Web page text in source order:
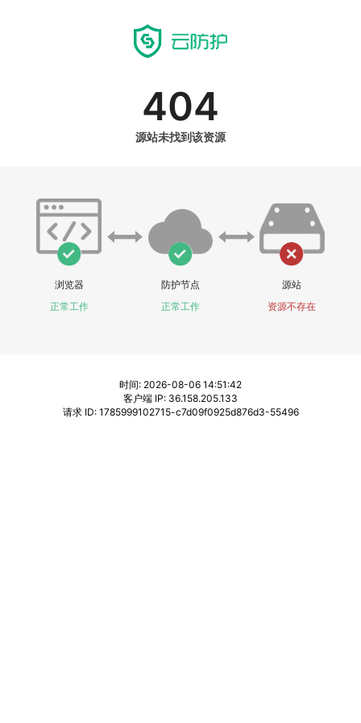
404
源站未找到该资源
浏览器
正常工作
防护节点
正常工作
源站
资源不存在
时间: 2026-08-06 14:51:42
客户端 IP: 36.158.205.133
请求 ID: 1785999102715-c7d09f0925d876d3-55496